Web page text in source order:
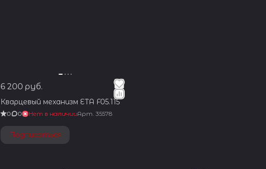
6 200 руб.
Кварцевый механизм ETA F05.115
0 0 Нет в наличииАрт. 35578
Подписаться